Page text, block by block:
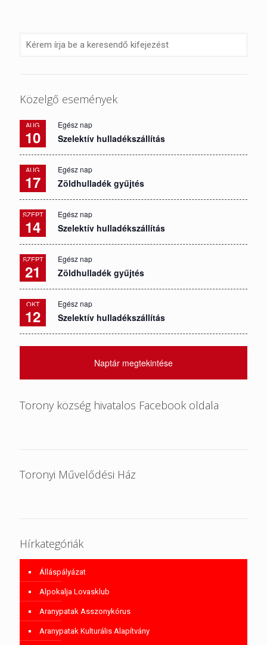
Közelgő események
AUG
10
Egész nap
Szelektív hulladékszállítás
AUG
17
Egész nap
Zöldhulladék gyűjtés
SZEPT
14
Egész nap
Szelektív hulladékszállítás
SZEPT
21
Egész nap
Zöldhulladék gyűjtés
OKT
12
Egész nap
Szelektív hulladékszállítás
Naptár megtekintése
Torony község hivatalos Facebook oldala
Toronyi Művelődési Ház
Hírkategóriák
Álláspályázat
Alpokalja Lovasklub
Aranypatak Asszonykórus
Aranypatak Kulturális Alapítvány